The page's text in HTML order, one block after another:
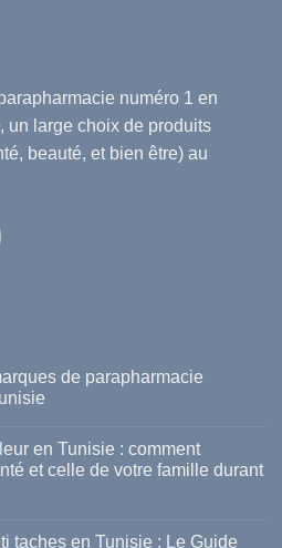
numéro 1 en
, un large choix de produits
beauté, et bien être) au
de parapharmacie
en Tunisie : comment
et celle de votre famille durant
taches en Tunisie : Le Guide